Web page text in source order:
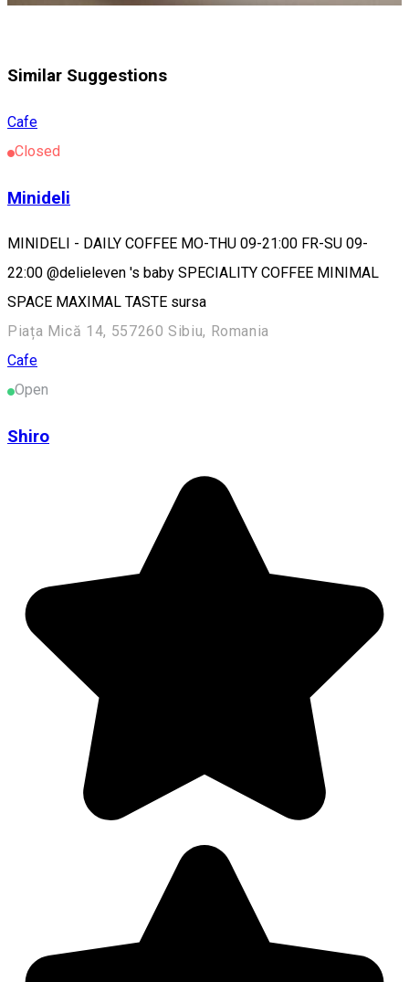
Similar Suggestions
Cafe
Closed
Minideli
MINIDELI - DAILY COFFEE MO-THU 09-21:00 FR-SU 09-
22:00 @delieleven 's baby SPECIALITY COFFEE MINIMAL
SPACE MAXIMAL TASTE sursa
Piața Mică 14, 557260 Sibiu, Romania
Cafe
Open
Shiro